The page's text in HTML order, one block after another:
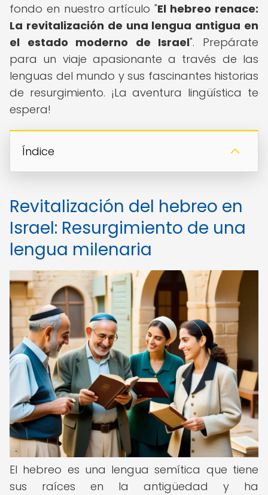
fondo en nuestro artículo "El hebreo renace:
La revitalización de una lengua antigua en
el estado moderno de Israel". Prepárate
para un viaje apasionante a través de las
lenguas del mundo y sus fascinantes historias
de resurgimiento. ¡La aventura lingüística te
espera!
Índice
Revitalización del hebreo en
Israel: Resurgimiento de una
lengua milenaria
El hebreo es una lengua semítica que tiene
sus raíces en la antigüedad y ha